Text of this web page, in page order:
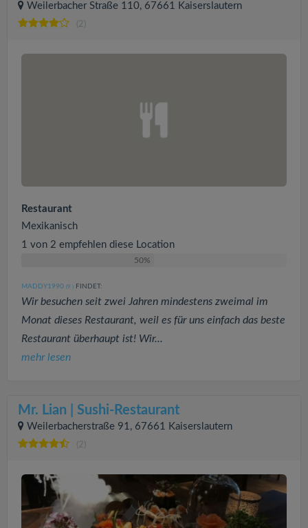
Weilerbacher Straße 110, 67661 Kaiserslautern
(2)
Restaurant
Mexikanisch
1 von 2 empfehlen diese Location
50%
MADDY1990 (9 ) FINDET:
Wir besuchen seit zwei Jahren mindestens zweimal im
Monat dieses Restaurant, weil es für uns einfach das beste
Restaurant überhaupt ist! Wir...
mehr lesen
Mr. Lian | Sushi-Restaurant
Weilerbacherstraße 91, 67661 Kaiserslautern
(2)